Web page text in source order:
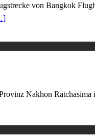
von Bangkok
Nakhon